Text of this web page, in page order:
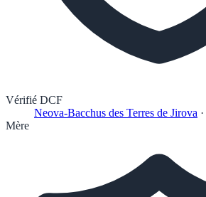
Vérifié DCF
Neova-Bacchus des Terres de Jirova ·
Mère